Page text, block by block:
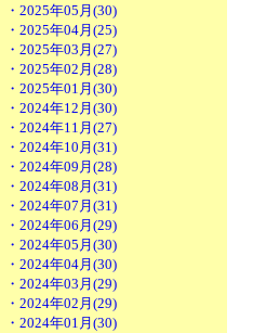
・2025年05月(30)
・2025年04月(25)
・2025年03月(27)
・2025年02月(28)
・2025年01月(30)
・2024年12月(30)
・2024年11月(27)
・2024年10月(31)
・2024年09月(28)
・2024年08月(31)
・2024年07月(31)
・2024年06月(29)
・2024年05月(30)
・2024年04月(30)
・2024年03月(29)
・2024年02月(29)
・2024年01月(30)